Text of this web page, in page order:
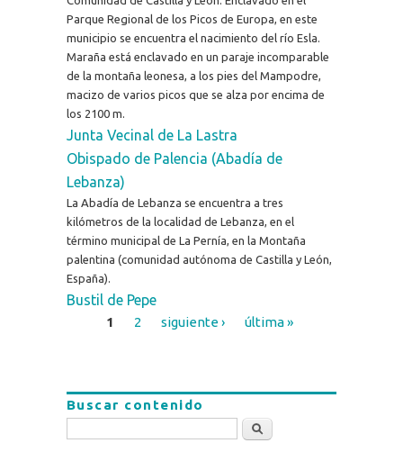
Parque Regional de los Picos de Europa, en este
municipio se encuentra el nacimiento del río Esla.
Maraña está enclavado en un paraje incomparable
de la montaña leonesa, a los pies del Mampodre,
macizo de varios picos que se alza por encima de
los 2100 m.
Junta Vecinal de La Lastra
Obispado de Palencia (Abadía de
Lebanza)
La Abadía de Lebanza se encuentra a tres
kilómetros de la localidad de Lebanza, en el
término municipal de La Pernía, en la Montaña
palentina (comunidad autónoma de Castilla y León,
España).
Bustil de Pepe
Páginas
1 2 siguiente › última »
Buscar contenido
Buscar